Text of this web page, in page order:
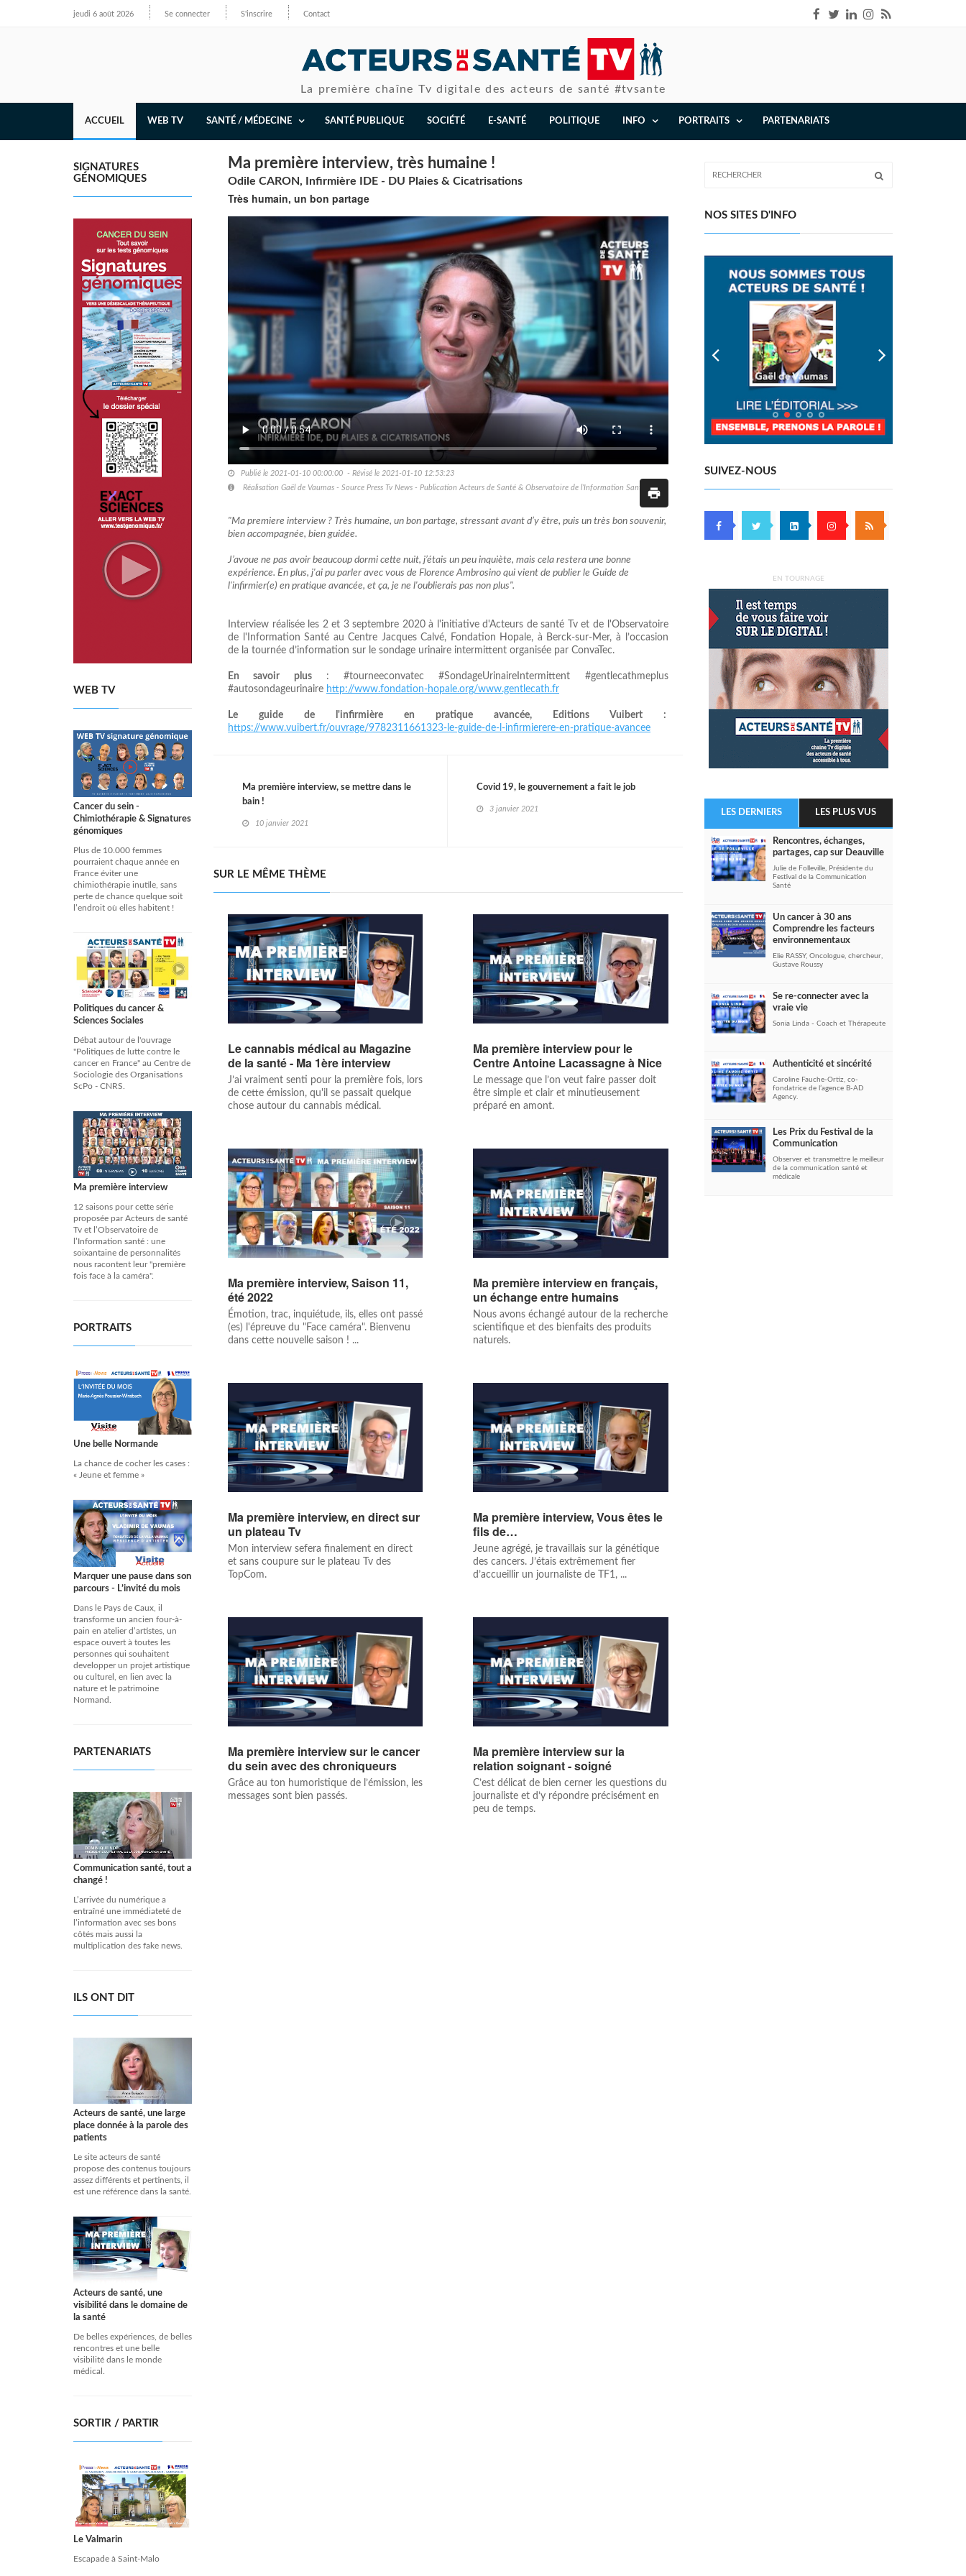
jeudi 6 août 2026 Se connecter S'inscrire Contact
La première chaîne Tv digitale des acteurs de santé #tvsante
ACCUEIL WEB TV SANTÉ / MÉDECINE SANTÉ PUBLIQUE SOCIÉTÉ E-SANTÉ POLITIQUE INFO PORTRAITS PARTENARIATS
SIGNATURES
GÉNOMIQUES
WEB TV
Cancer du sein -
Chimiothérapie & Signatures
génomiques
Plus de 10.000 femmes
pourraient chaque année en
France éviter une
chimiothérapie inutile, sans
perte de chance quelque soit
l’endroit où elles habitent !
Politiques du cancer &
Sciences Sociales
Débat autour de l'ouvrage
"Politiques de lutte contre le
cancer en France" au Centre de
Sociologie des Organisations
ScPo - CNRS.
Ma première interview
12 saisons pour cette série
proposée par Acteurs de santé
Tv et l’Observatoire de
l’Information santé : une
soixantaine de personnalités
nous racontent leur "première
fois face à la caméra".
PORTRAITS
Une belle Normande
La chance de cocher les cases :
« Jeune et femme »
Marquer une pause dans son
parcours - L’invité du mois
Dans le Pays de Caux, il
transforme un ancien four-à-
pain en atelier d’artistes, un
espace ouvert à toutes les
personnes qui souhaitent
developper un projet artistique
ou culturel, en lien avec la
nature et le patrimoine
Normand.
PARTENARIATS
Communication santé, tout a
changé !
L’arrivée du numérique a
entraîné une immédiateté de
l’information avec ses bons
côtés mais aussi la
multiplication des fake news.
ILS ONT DIT
Acteurs de santé, une large
place donnée à la parole des
patients
Le site acteurs de santé
propose des contenus toujours
assez différents et pertinents, il
est une référence dans la santé.
Acteurs de santé, une
visibilité dans le domaine de
la santé
De belles expériences, de belles
rencontres et une belle
visibilité dans le monde
médical.
SORTIR / PARTIR
Le Valmarin
Escapade à Saint-Malo
Ma première interview, très humaine !
Odile CARON, Infirmière IDE - DU Plaies & Cicatrisations
Très humain, un bon partage
Publié le 2021-01-10 00:00:00 - Révisé le 2021-01-10 12:53:23
Réalisation Gaël de Vaumas - Source Press Tv News - Publication Acteurs de Santé & Observatoire de l’Information Santé
"Ma premiere interview ? Très humaine, un bon partage, stressant avant d’y être, puis un très bon souvenir,
bien accompagnée, bien guidée.
J’avoue ne pas avoir beaucoup dormi cette nuit, j’étais un peu inquiète, mais cela restera une bonne
expérience. En plus, j'ai pu parler avec vous de Florence Ambrosino qui vient de publier le Guide de
l'infirmier(e) en pratique avancée, et ça, je ne l'oublierais pas non plus".
Interview réalisée les 2 et 3 septembre 2020 à l'initiative d'Acteurs de santé Tv et de l'Observatoire
de l'Information Santé au Centre Jacques Calvé, Fondation Hopale, à Berck-sur-Mer, à l’occasion
de la tournée d’information sur le sondage urinaire intermittent organisée par ConvaTec.
En savoir plus: #tourneeconvatec #SondageUrinaireIntermittent #gentlecathmeplus
#autosondageurinaire http://www.fondation-hopale.org/www.gentlecath.fr
Le guide de l'infirmière en pratique avancée, Editions Vuibert :
https://www.vuibert.fr/ouvrage/9782311661323-le-guide-de-l-infirmierere-en-pratique-avancee
Covid 19, le gouvernement a fait le job
3 janvier 2021
Ma première interview, se mettre dans le
bain !
10 janvier 2021
SUR LE MÊME THÈME
Le cannabis médical au Magazine
de la santé - Ma 1ère interview
J’ai vraiment senti pour la première fois, lors
de cette émission, qu'il se passait quelque
chose autour du cannabis médical.
Ma première interview pour le
Centre Antoine Lacassagne à Nice
Le message que l’on veut faire passer doit
être simple et clair et minutieusement
préparé en amont.
Ma première interview, Saison 11,
été 2022
Émotion, trac, inquiétude, ils, elles ont passé
(es) l'épreuve du "Face caméra". Bienvenu
dans cette nouvelle saison ! ...
Ma première interview en français,
un échange entre humains
Nous avons échangé autour de la recherche
scientifique et des bienfaits des produits
naturels.
Ma première interview, en direct sur
un plateau Tv
Mon interview sefera finalement en direct
et sans coupure sur le plateau Tv des
TopCom.
Ma première interview, Vous êtes le
fils de…
Jeune agrégé, je travaillais sur la génétique
des cancers. J’étais extrêmement fier
d’accueillir un journaliste de TF1, ...
Ma première interview sur le cancer
du sein avec des chroniqueurs
Grâce au ton humoristique de l’émission, les
messages sont bien passés.
Ma première interview sur la
relation soignant - soigné
C’est délicat de bien cerner les questions du
journaliste et d’y répondre précisément en
peu de temps.
NOS SITES D'INFO
SUIVEZ-NOUS
EN TOURNAGE
LES DERNIERS LES PLUS VUS
Rencontres, échanges,
partages, cap sur Deauville
Julie de Folleville, Présidente du
Festival de la Communication
Santé
Un cancer à 30 ans
Comprendre les facteurs
environnementaux
Elie RASSY, Oncologue, chercheur,
Gustave Roussy
Se re-connecter avec la
vraie vie
Sonia Linda - Coach et Thérapeute
Authenticité et sincérité
Caroline Fauche-Ortiz, co-
fondatrice de l’agence B-AD
Agency.
Les Prix du Festival de la
Communication
Observer et transmettre le meilleur
de la communication santé et
médicale